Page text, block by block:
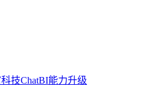
技ChatBI能力升级